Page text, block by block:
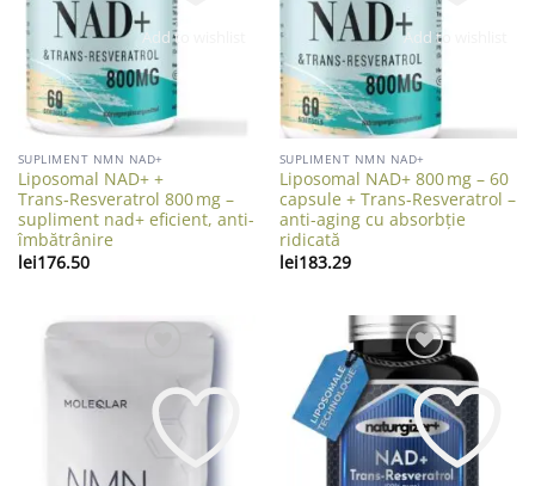
Add to wishlist
SUPLIMENT NMN NAD+
Liposomal NAD+ +
Trans‑Resveratrol 800 mg –
supliment nad+ eficient, anti-
îmbătrânire
lei176.50
Add to wishlist
SUPLIMENT NMN NAD+
Liposomal NAD+ 800 mg – 60
capsule + Trans‑Resveratrol –
anti-aging cu absorbție
ridicată
lei183.29